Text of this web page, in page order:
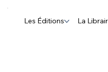
Les Éditions La